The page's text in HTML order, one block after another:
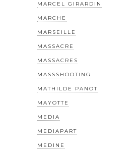
MARCEL GIRARDIN
MARCHE
MARSEILLE
MASSACRE
MASSACRES
MASSSHOOTING
MATHILDE PANOT
MAYOTTE
MEDIA
MEDIAPART
MEDINE